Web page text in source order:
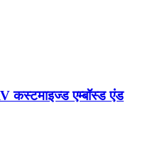
एम्बॉस्ड एंड